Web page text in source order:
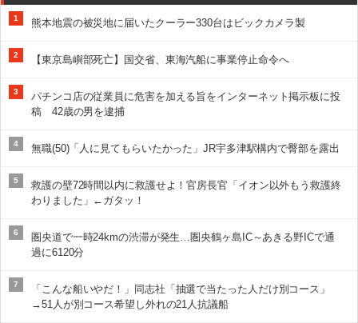
1 熊本地震の被災地に届いたクーラー330台はビックカメラ製
2 【東京島嶼部死亡】国交省、東海汽船に事業停止命令へ
3
パチンコ店の従業員に危害を加える旨をインターネット掲示板に投
稿 42歳の男を逮捕
4 無職(50)「人に見てもらいたかった」JR宇多津駅構内で臀部を露出
5
救護の壁72時間以内に救護せよ！官房長官「イオン以外もう救護終
わりました」←ガタッ！
6
圏央道で一時24kmの渋滞が発生…圏央鶴ヶ島IC～あきる野ICで通
過に6120分
7
「こんな船いやだ！」同志社「抽選で当たった人だけ別コース」
→51人が別コース希望し外れの21人抗議船